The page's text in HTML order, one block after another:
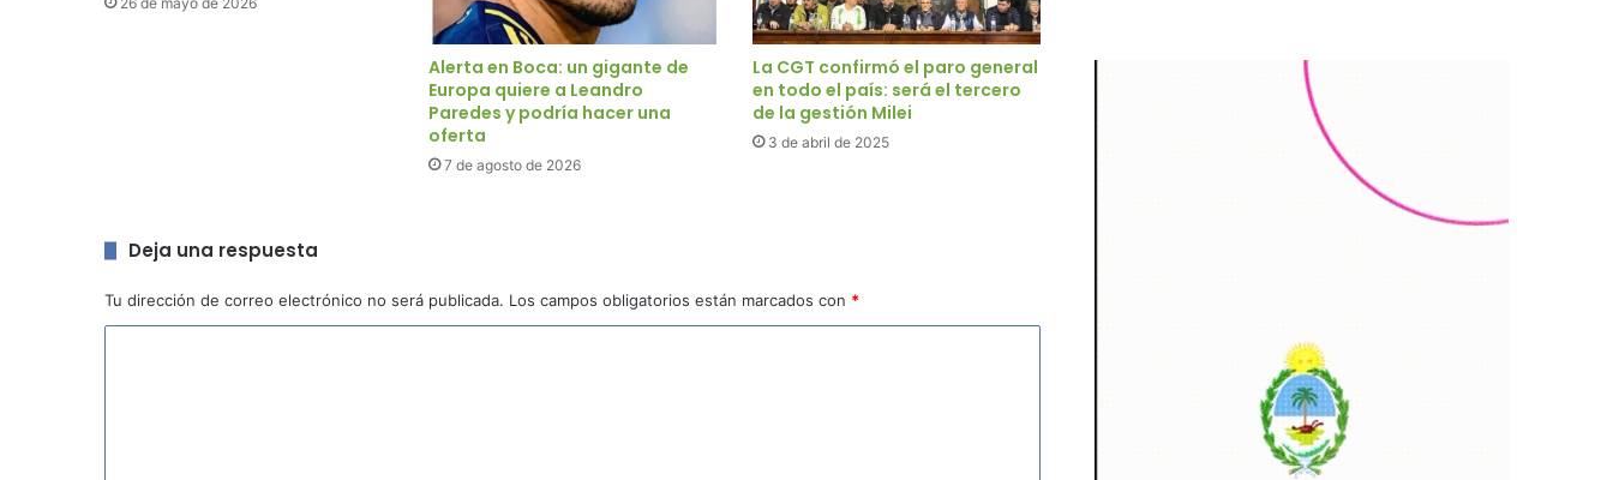
Alerta en Boca: un gigante de
Europa quiere a Leandro
Paredes y podría hacer una
oferta
7 de agosto de 2026
La CGT confirmó el paro general
en todo el país: será el tercero
de la gestión Milei
3 de abril de 2025
Deja una respuesta
Tu dirección de correo electrónico no será publicada. Los campos obligatorios están marcados con *